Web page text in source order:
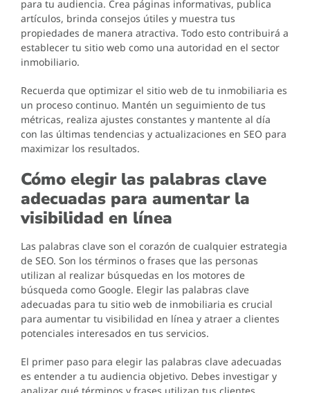
para tu audiencia. Crea páginas informativas, publica
artículos, brinda consejos útiles y muestra tus
propiedades de manera atractiva. Todo esto contribuirá a
establecer tu sitio web como una autoridad en el sector
inmobiliario.
Recuerda que optimizar el sitio web de tu inmobiliaria es
un proceso continuo. Mantén un seguimiento de tus
métricas, realiza ajustes constantes y mantente al día
con las últimas tendencias y actualizaciones en SEO para
maximizar los resultados.
Cómo elegir las palabras clave
adecuadas para aumentar la
visibilidad en línea
Las palabras clave son el corazón de cualquier estrategia
de SEO. Son los términos o frases que las personas
utilizan al realizar búsquedas en los motores de
búsqueda como Google. Elegir las palabras clave
adecuadas para tu sitio web de inmobiliaria es crucial
para aumentar tu visibilidad en línea y atraer a clientes
potenciales interesados en tus servicios.
El primer paso para elegir las palabras clave adecuadas
es entender a tu audiencia objetivo. Debes investigar y
analizar qué términos y frases utilizan tus clientes